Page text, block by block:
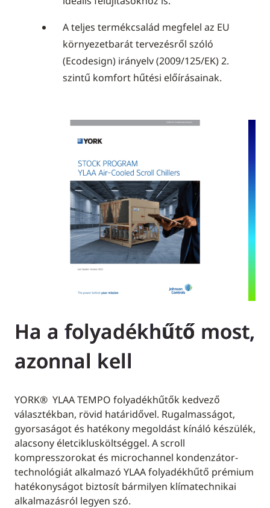
A teljes termékcsalád megfelel az EU
környezetbarát tervezésről szóló
(Ecodesign) irányelv (2009/125/EK) 2.
szintű komfort hűtési előírásainak.
Ha a folyadékhűtő most,
azonnal kell
YORK® YLAA TEMPO folyadékhűtők kedvező
választékban, rövid határidővel. Rugalmasságot,
gyorsaságot és hatékony megoldást kínáló készülék,
alacsony életciklusköltséggel. A scroll
kompresszorokat és microchannel kondenzátor-
technológiát alkalmazó YLAA folyadékhűtő prémium
hatékonyságot biztosít bármilyen klímatechnikai
alkalmazásról legyen szó.